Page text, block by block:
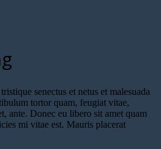
senectus et netus et malesuada
tortor quam, feugiat vitae,
ante. Donec eu libero sit amet quam
mi vitae est. Mauris placerat